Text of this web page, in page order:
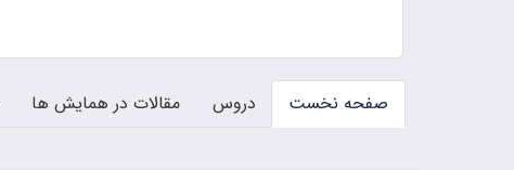
صفحه نخست دروس مقالات در همایش ها